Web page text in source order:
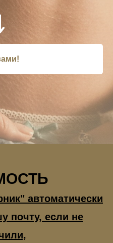
автоматически
почту, если не